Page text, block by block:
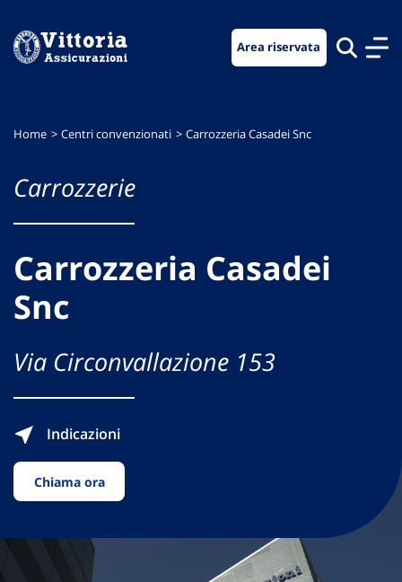
menu
contenuto
footer
Area riservata
Home Centri convenzionati Carrozzeria Casadei Snc
Carrozzerie
Carrozzeria Casadei
Snc
Via Circonvallazione 153
Indicazioni
Chiama ora